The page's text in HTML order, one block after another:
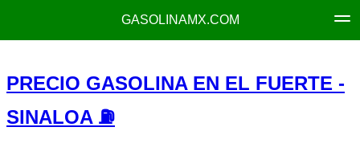
GASOLINAMX.COM
PRECIO GASOLINA EN EL FUERTE -
SINALOA ⛽